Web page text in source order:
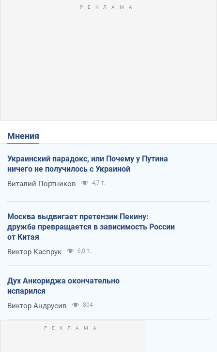
Мнения
Украинский парадокс, или Почему у Путина
ничего не получилось с Украиной
Виталий Портников 4,7 т.
Москва выдвигает претензии Пекину:
дружба превращается в зависимость России
от Китая
Виктор Каспрук 6,0 т.
Дух Анкориджа окончательно
испарился
Виктор Андрусив 804